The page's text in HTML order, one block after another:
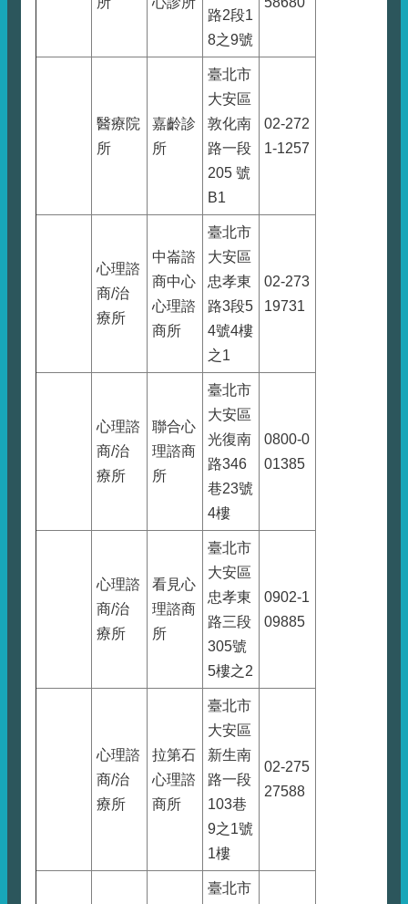
路2段1
8之9號
醫療院
所
嘉齡診
所
臺北市
大安區
敦化南
路一段
205 號
B1
02-272
1-1257
心理諮
商/治
療所
中崙諮
商中心
心理諮
商所
臺北市
大安區
忠孝東
路3段5
4號4樓
之1
02-273
19731
心理諮
商/治
療所
聯合心
理諮商
所
臺北市
大安區
光復南
路346
巷23號
4樓
0800-0
01385
心理諮
商/治
療所
看見心
理諮商
所
臺北市
大安區
忠孝東
路三段
305號
5樓之2
0902-1
09885
心理諮
商/治
療所
拉第石
心理諮
商所
臺北市
大安區
新生南
路一段
103巷
9之1號
1樓
02-275
27588
臺北市